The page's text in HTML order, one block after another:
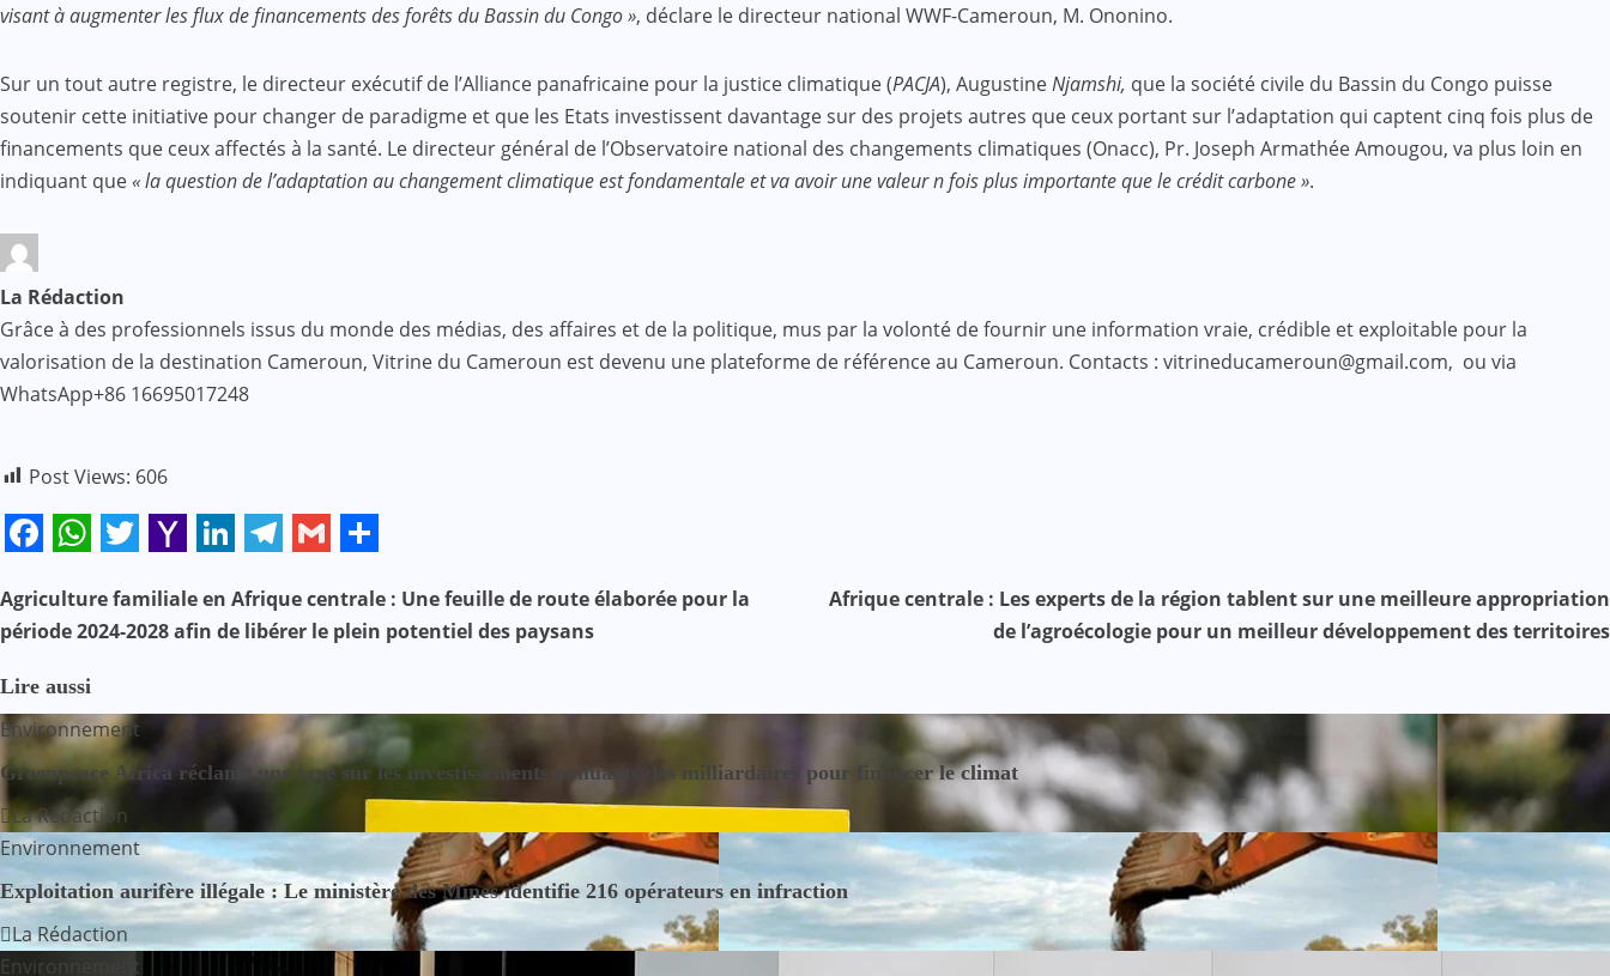
visant à augmenter les flux de financements des forêts du Bassin du Congo », déclare le directeur national WWF-Cameroun, M. Ononino.
Sur un tout autre registre, le directeur exécutif de l’Alliance panafricaine pour la justice climatique (PACJA), AugustineNjamshi, que la société civile du Bassin du Congo puisse
soutenir cette initiative pour changer de paradigme et que les Etats investissent davantage sur des projets autres que ceux portant sur l’adaptation qui captent cinq fois plus de
financements que ceux affectés à la santé. Le directeur général de l’Observatoire national des changements climatiques (Onacc), Pr. Joseph Armathée Amougou, va plus loin en
indiquant que« la question de l’adaptation au changement climatique est fondamentale et va avoir une valeur n fois plus importante que le crédit carbone ».
La Rédaction
Grâce à des professionnels issus du monde des médias, des affaires et de la politique, mus par la volonté de fournir une information vraie, crédible et exploitable pour la
valorisation de la destination Cameroun, Vitrine du Cameroun est devenu une plateforme de référence au Cameroun. Contacts : vitrineducameroun@gmail.com, ou via
WhatsApp+86 16695017248
Post Views: 606
Mail
N
v
i
g
a
t
i
Agriculture familiale en Afrique centrale : Une feuille de route élaborée pour la
période 2024-2028 afin de libérer le plein potentiel des paysans
Afrique centrale : Les experts de la région tablent sur une meilleure appropriation
de l’agroécologie pour un meilleur développement des territoires
Lire aussi
Environnement
Greenpeace Africa réclame une taxe sur les investissements polluants des milliardaires pour financer le climat
La Rédaction
Environnement
Exploitation aurifère illégale : Le ministère des Mines identifie 216 opérateurs en infraction
La Rédaction
Environnement